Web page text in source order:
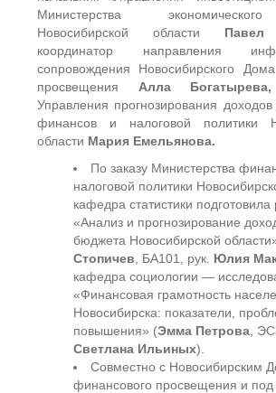
Министерства
Новосибирской области Павел
координатор направления
сопровождения Новосибирского
просвещения Алла
Управления прогнозирования
финансов и налоговой политики
области Мария Емельянова.
По заказу Министерства
налоговой политики
кафедра статистики подготовила
«Анализ и прогнозирование
бюджета Новосибирской
Стопичев , БА101, рук. Юлия
кафедра социологии —
«Финансовая грамотность
Новосибирска: показатели,
повышения» (Эмма Петрова ,
Светлана Ильиных).
Совместно с Новосибирским
финансового просвещения и под